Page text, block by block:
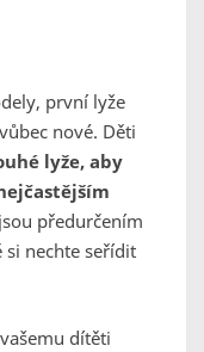
první lyže
nové. Děti
lyže, aby
předurčením
si nechte seřídit
dítěti